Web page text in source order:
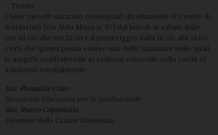
– Tonno
I beni raccolti saranno consegnati direttamente al Centro di
Solidarietà (via Aldo Moro n. 97) dal lunedì al sabato dalle
ore 10.00 alle ore 12.30 e il pomeriggio dalla 16.00 alle 18.00.
Certi che questa possa essere una delle iniziative nelle quali
le singole confraternite si sentano coinvolte nella carità vi
salutiamo cordialmente.
Sac. Pasquale Caso
Incaricato Diocesano per le confraternite
Sac. Rocco Coppolella
Direttore della Caritas Diocesana